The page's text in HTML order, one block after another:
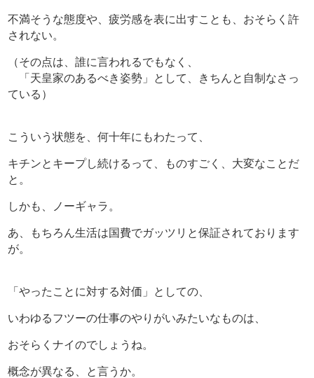
不満そうな態度や、疲労感を表に出すことも、おそらく許
されない。
（その点は、誰に言われるでもなく、
「天皇家のあるべき姿勢」として、きちんと自制なさっ
ている）
こういう状態を、何十年にもわたって、
キチンとキープし続けるって、ものすごく、大変なことだ
と。
しかも、ノーギャラ。
あ、もちろん生活は国費でガッツリと保証されております
が。
「やったことに対する対価」としての、
いわゆるフツーの仕事のやりがいみたいなものは、
おそらくナイのでしょうね。
概念が異なる、と言うか。